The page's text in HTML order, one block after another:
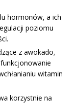
hormonów, a ich
poziomu
z awokado,
witamin
korzystnie na